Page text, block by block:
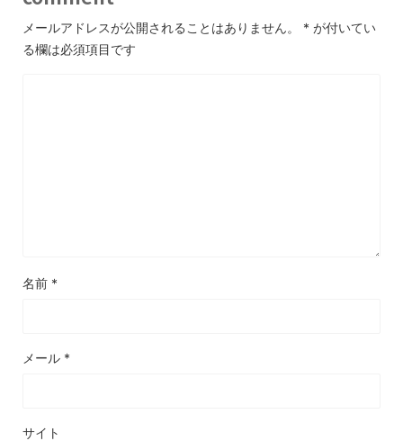
メールアドレスが公開されることはありません。 * が付いてい
る欄は必須項目です
名前 *
メール *
サイト